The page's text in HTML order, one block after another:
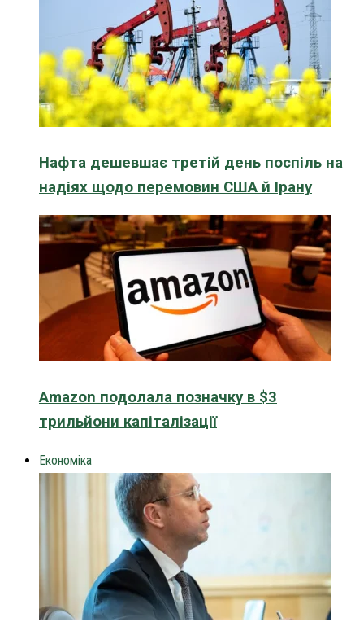
Нафта дешевшає третій день поспіль на
надіях щодо перемовин США й Ірану
Amazon подолала позначку в $3
трильйони капіталізації
Економіка